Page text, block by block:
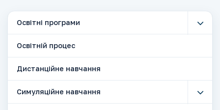
Освітні програми
Освітній процес
Дистанційне навчання
Симуляційне навчання